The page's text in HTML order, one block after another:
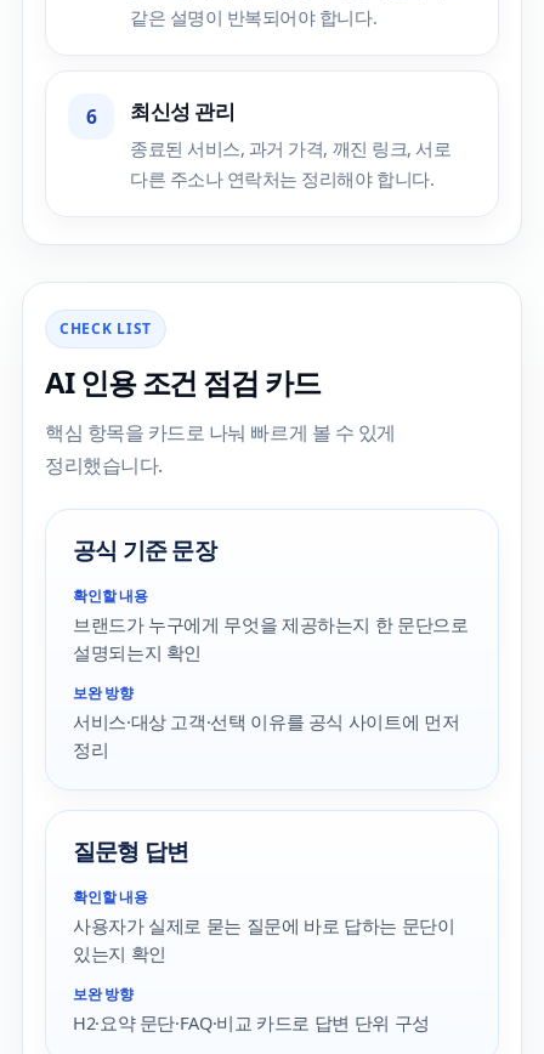
같은 설명이 반복되어야 합니다.
6 최신성 관리
종료된 서비스, 과거 가격, 깨진 링크, 서로
다른 주소나 연락처는 정리해야 합니다.
CHECK LIST
AI 인용 조건 점검 카드
핵심 항목을 카드로 나눠 빠르게 볼 수 있게
정리했습니다.
공식 기준 문장
확인할 내용
브랜드가 누구에게 무엇을 제공하는지 한 문단으로
설명되는지 확인
보완 방향
서비스·대상 고객·선택 이유를 공식 사이트에 먼저
정리
질문형 답변
확인할 내용
사용자가 실제로 묻는 질문에 바로 답하는 문단이
있는지 확인
보완 방향
H2·요약 문단·FAQ·비교 카드로 답변 단위 구성